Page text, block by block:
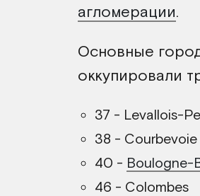
агломерации.
Основные
оккупировали
37 - Levallois-
38 - Courbevoie
40 - Boulogne-
46 - Colombes